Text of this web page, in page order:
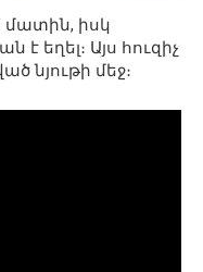
մատին, իսկ
եղել։ Այս հուզիչ
նյութի մեջ։